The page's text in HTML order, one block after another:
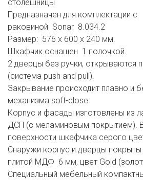
столешницы
Предназначен для комплектации с
раковиной Sonar 8.034.2
Размер: 576 x 600 x 240 мм.
Шкафчик оснащен 1 полочкой.
2 дверцы без ручки, открываются
(система push and pull).
Закрывание происходит плавно и
механизма soft-close.
Корпус и фасады изготовлены из
ДСП (с меламиновым покрытием).
поверхности шкафчика серого
Снаружи корпус и дверцы покрыты
плитой МДФ 6 мм, цвет Gold
Специальный мебельный